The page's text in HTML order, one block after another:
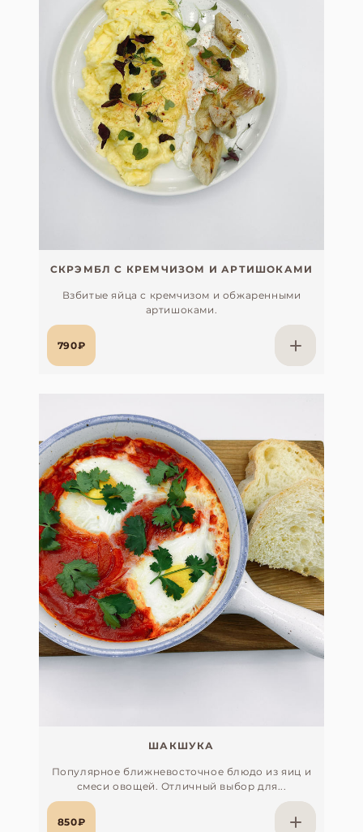
СКРЭМБЛ С КРЕМЧИЗОМ И АРТИШОКАМИ
Взбитые яйца с кремчизом и обжаренными
артишоками.
790₽
ШАКШУКА
Популярное ближневосточное блюдо из яиц и
смеси овощей. Отличный выбор для...
850₽